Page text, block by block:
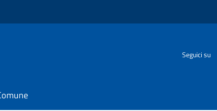
Seguici su